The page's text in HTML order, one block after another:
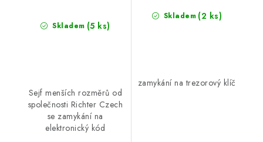
Skladem (5 ks)
Sejf menších rozměrů od
společnosti Richter Czech
se zamykání na
elektronický kód
Skladem (2 ks)
zamykání na trezorový klíč